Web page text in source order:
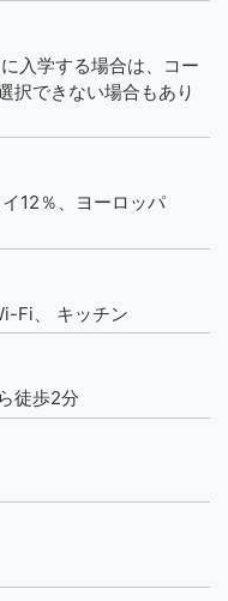
入学する場合は、コー
択できない場合もあり
12％、ヨーロッパ
Fi、 キッチン
徒歩2分